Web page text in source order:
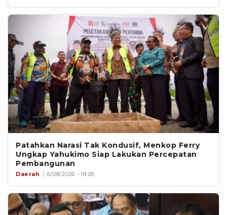
Patahkan Narasi Tak Kondusif, Menkop Ferry
Ungkap Yahukimo Siap Lakukan Percepatan
Pembangunan
Daerah 6/08/2026 - 18:28